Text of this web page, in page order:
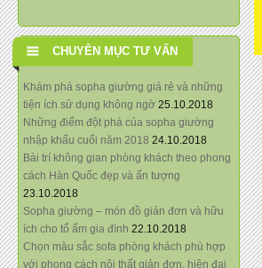
CHUYÊN MỤC TƯ VẤN
Khám phá sopha giường giá rẻ và những
tiện ích sử dụng không ngờ 25.10.2018
Những điểm đột phá của sopha giường
nhập khẩu cuối năm 2018 24.10.2018
Bài trí không gian phòng khách theo phong
cách Hàn Quốc đẹp và ấn tượng
23.10.2018
Sopha giường – món đồ giản đơn và hữu
ích cho tổ ấm gia đình 22.10.2018
Chọn màu sắc sofa phòng khách phù hợp
với phong cách nội thất giản đơn, hiện đại